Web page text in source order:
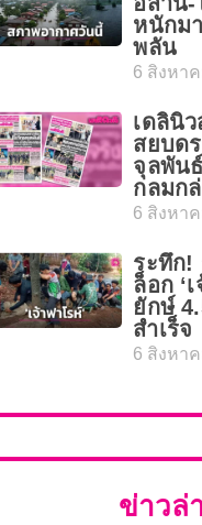
หนักม
พลัน
6 สิงหา
เดลินิ
สยบด
จุลพัน
กลมก
6 สิงหา
ระทึก!
ล็อก ‘
ยักษ์
สำเร็จ
6 สิงหา
ข่าวล่